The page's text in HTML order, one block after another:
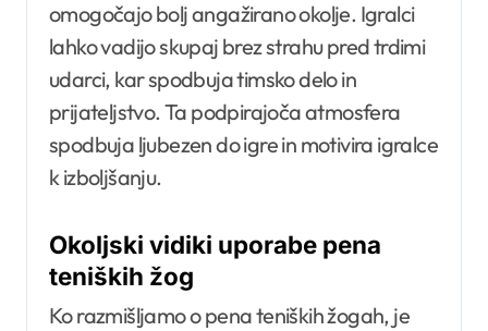
omogočajo bolj angažirano okolje. Igralci
lahko vadijo skupaj brez strahu pred trdimi
udarci, kar spodbuja timsko delo in
prijateljstvo. Ta podpirajoča atmosfera
spodbuja ljubezen do igre in motivira igralce
k izboljšanju.
Okoljski vidiki uporabe pena
teniških žog
Ko razmišljamo o pena teniških žogah, je